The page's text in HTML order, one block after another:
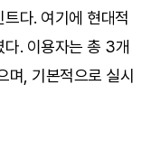
다. 여기에 현대적
. 이용자는 총 3개
며, 기본적으로 실시